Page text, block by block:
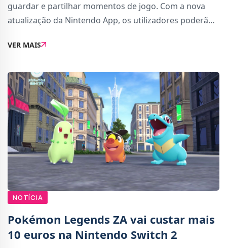
guardar e partilhar momentos de jogo. Com a nova
atualização da Nintendo App, os utilizadores poderão
diretamente da consola para a aplicaç�
VER MAIS
NOTÍCIA
Pokémon Legends ZA vai custar mais
10 euros na Nintendo Switch 2